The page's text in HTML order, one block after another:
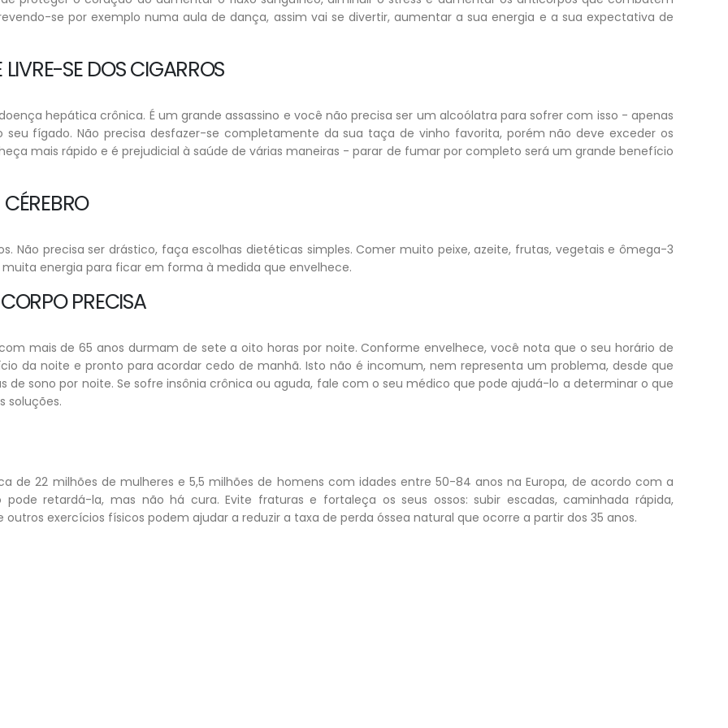
se por exemplo numa aula de dança, assim vai se divertir, aumentar a sua energia e a sua expectativa de
SE DOS CIGARROS
hepática crônica. É um grande assassino e você não precisa ser um alcoólatra para sofrer com isso - apenas
fígado. Não precisa desfazer-se completamente da sua taça de vinho favorita, porém não deve exceder os
mais rápido e é prejudicial à saúde de várias maneiras - parar de fumar por completo será um grande benefício
Não precisa ser drástico, faça escolhas dietéticas simples. Comer muito peixe, azeite, frutas, vegetais e ômega-3
energia para ficar em forma à medida que envelhece.
PRECISA
mais de 65 anos durmam de sete a oito horas por noite. Conforme envelhece, você nota que o seu horário de
da noite e pronto para acordar cedo de manhã. Isto não é incomum, nem representa um problema, desde que
sono por noite. Se sofre insônia crônica ou aguda, fale com o seu médico que pode ajudá-lo a determinar o que
soluções.
de 22 milhões de mulheres e 5,5 milhões de homens com idades entre 50-84 anos na Europa, de acordo com a
pode retardá-la, mas não há cura. Evite fraturas e fortaleça os seus ossos: subir escadas, caminhada rápida,
exercícios físicos podem ajudar a reduzir a taxa de perda óssea natural que ocorre a partir dos 35 anos.